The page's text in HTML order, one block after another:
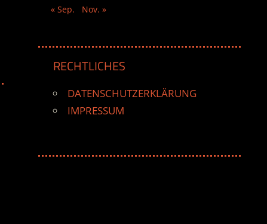
« Sep.
Nov. »
RECHTLICHES
DATENSCHUTZERKLÄRUNG
IMPRESSUM